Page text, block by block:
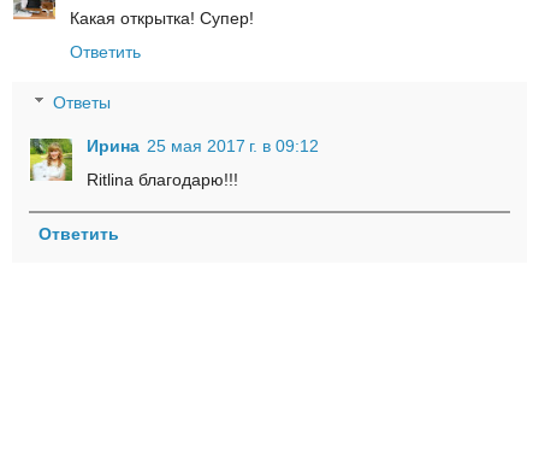
Какая открытка! Супер!
Ответить
Ответы
Ирина 25 мая 2017 г. в 09:12
Ritlina благодарю!!!
Ответить